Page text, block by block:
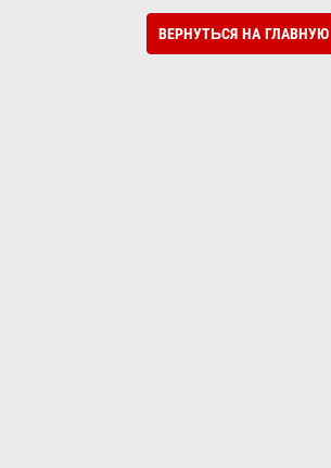
ВЕРНУТЬСЯ НА ГЛАВНУЮ